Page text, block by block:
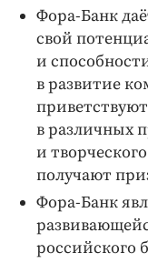
Фора-­Банк
свой
и
в развитие
в различных
и
получают
Фора-­Банк
российского